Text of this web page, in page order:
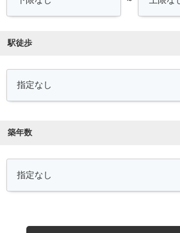
駅徒歩
築年数